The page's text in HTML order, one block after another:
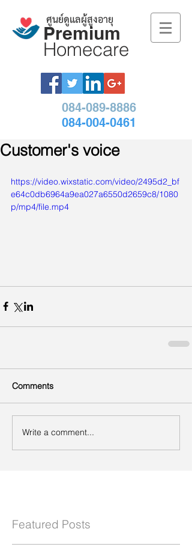
ศูนย์ดูแลผู้สูงอายุ
Premium
Homecare
084-089-8886
084-004-0461
Customer's voice
https://video.wixstatic.com/video/2495d2_bf
e64c0db6964a9ea027a6550d2659c8/1080
p/mp4/file.mp4
Comments
Write a comment...
Featured Posts